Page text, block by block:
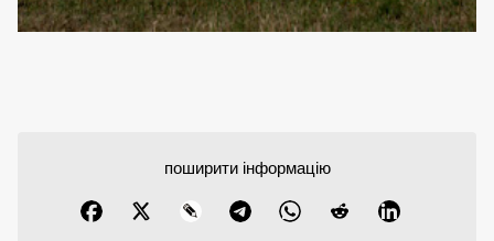
поширити інформацію